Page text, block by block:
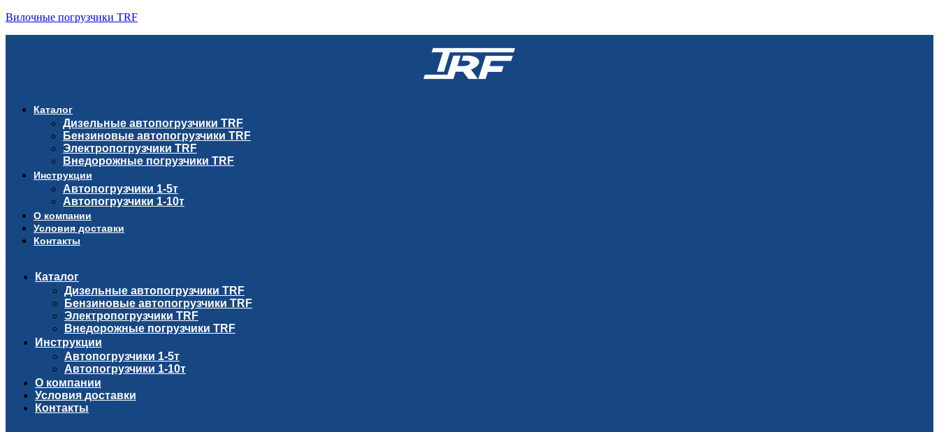
Вилочные погрузчики TRF
Каталог
Дизельные автопогрузчики TRF
Бензиновые автопогрузчики TRF
Электропогрузчики TRF
Внедорожные погрузчики TRF
Инструкции
Автопогрузчики 1-5т
Автопогрузчики 1-10т
О компании
Условия доставки
Контакты
Каталог
Дизельные автопогрузчики TRF
Бензиновые автопогрузчики TRF
Электропогрузчики TRF
Внедорожные погрузчики TRF
Инструкции
Автопогрузчики 1-5т
Автопогрузчики 1-10т
О компании
Условия доставки
Контакты